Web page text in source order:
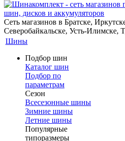
Сеть магазинов в Братске,
Северобайкальске, Усть-Илимске,
Шины
Подбор шин
Каталог шин
Подбор по
параметрам
Сезон
Всесезонные шины
Зимние шины
Летние шины
Популярные
типоразмеры